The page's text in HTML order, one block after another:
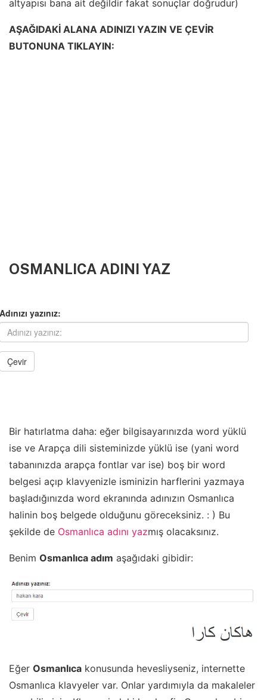
altyapısı bana ait değildir fakat sonuçlar doğrudur)
AŞAĞIDAKİ ALANA ADINIZI YAZIN VE ÇEVİR
BUTONUNA TIKLAYIN:
OSMANLICA ADINI YAZ
Bir hatırlatma daha: eğer bilgisayarınızda word yüklü
ise ve Arapça dili sisteminizde yüklü ise (yani word
tabanınızda arapça fontlar var ise) boş bir word
belgesi açıp klavyenizle isminizin harflerini yazmaya
başladığınızda word ekranında adınızın Osmanlıca
halinin boş belgede olduğunu göreceksiniz. : ) Bu
şekilde de Osmanlıca adını yazmış olacaksınız.
Benim Osmanlıca adım aşağıdaki gibidir:
Eğer Osmanlıca konusunda hevesliyseniz, internette
Osmanlıca klavyeler var. Onlar yardımıyla da makaleler